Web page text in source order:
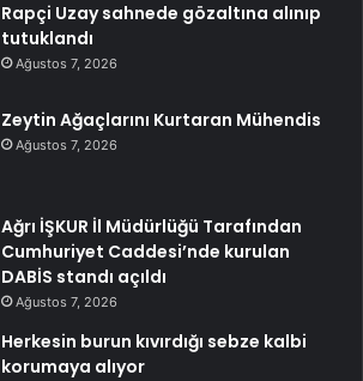
Rapçi Uzay sahnede gözaltına alınıp
tutuklandı
Ağustos 7, 2026
Zeytin Ağaçlarını Kurtaran Mühendis
Ağustos 7, 2026
Ağrı İŞKUR İl Müdürlüğü Tarafından
Cumhuriyet Caddesi’nde kurulan
DABİS standı açıldı
Ağustos 7, 2026
Herkesin burun kıvırdığı sebze kalbi
korumaya alıyor